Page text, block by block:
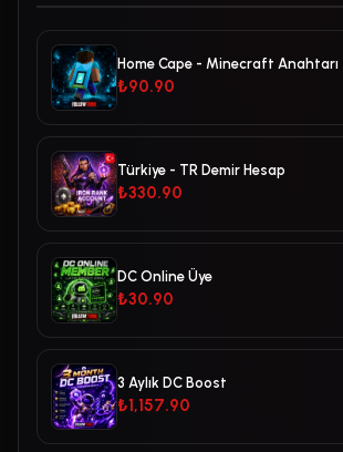
Home Cape - Minecraft Anahtarı
₺90.90
Türkiye - TR Demir Hesap
₺330.90
DC Online Üye
₺30.90
3 Aylık DC Boost
₺1,157.90